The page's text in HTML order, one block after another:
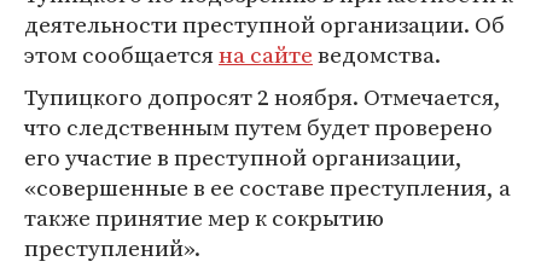
деятельности преступной организации. Об
этом сообщаетсяна сайтеведомства.
Тупицкого допросят 2 ноября. Отмечается,
что следственным путем будет проверено
его участие в преступной организации,
«совершенные в ее составе преступления, а
также принятие мер к сокрытию
преступлений».